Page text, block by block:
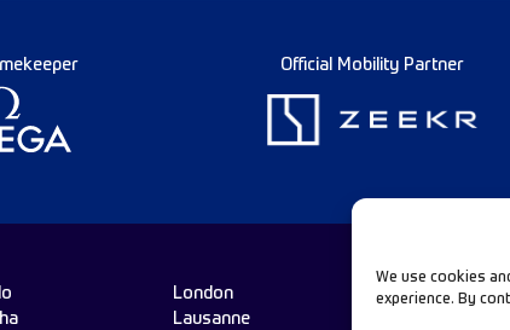
We use cookies
experience. By
Official Mobility Partner
London
Lausanne